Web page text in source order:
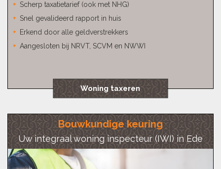
Scherp taxatietarief (ook met NHG)
Snel gevalideerd rapport in huis
Erkend door alle geldverstrekkers
Aangesloten bij NRVT, SCVM en NWWI
Woning taxeren
Bouwkundige keuring
Uw integraal woning inspecteur (IWI) in Ede